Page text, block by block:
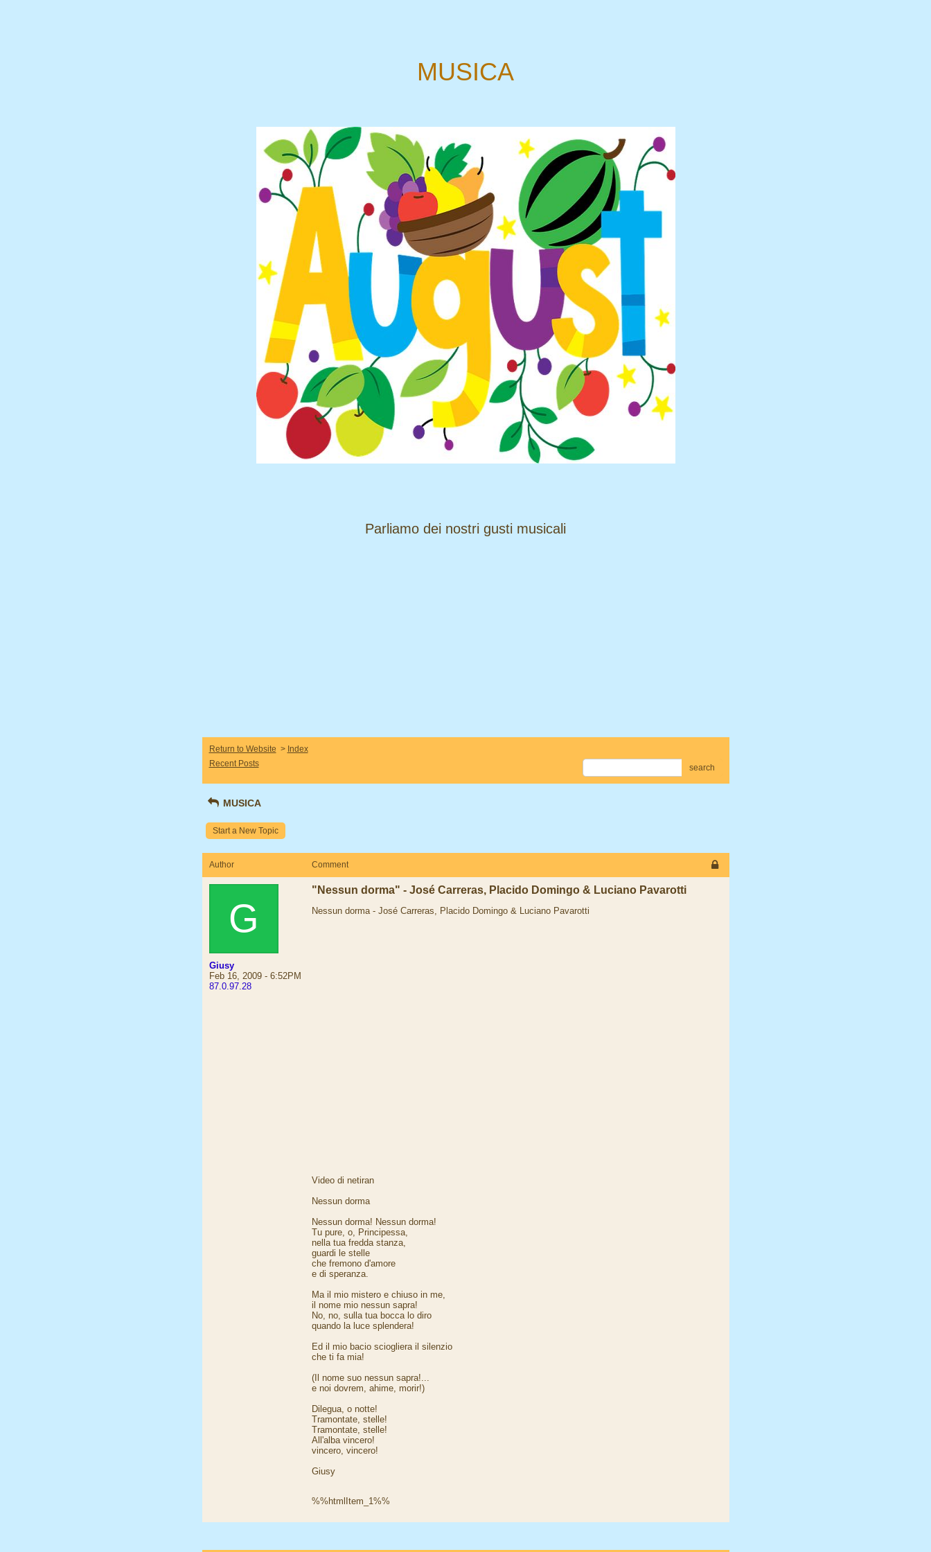
MUSICA
​​​​​​​Parliamo dei nostri gusti musicali
Return to Website > Index
Recent Posts
search
MUSICA
Start a New Topic
Author Comment
G
Giusy
Feb 16, 2009 - 6:52PM
87.0.97.28
"Nessun dorma" - José Carreras, Placido Domingo & Luciano Pavarotti
Nessun dorma - José Carreras, Placido Domingo & Luciano Pavarotti
Video di netiran
Nessun dorma
Nessun dorma! Nessun dorma!
Tu pure, o, Principessa,
nella tua fredda stanza,
guardi le stelle
che fremono d'amore
e di speranza.
Ma il mio mistero e chiuso in me,
il nome mio nessun sapra!
No, no, sulla tua bocca lo diro
quando la luce splendera!
Ed il mio bacio sciogliera il silenzio
che ti fa mia!
(Il nome suo nessun sapra!...
e noi dovrem, ahime, morir!)
Dilegua, o notte!
Tramontate, stelle!
Tramontate, stelle!
All'alba vincero!
vincero, vincero!
Giusy
%%htmlItem_1%%